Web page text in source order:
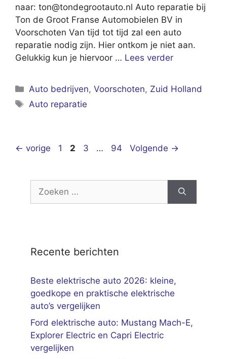
naar: ton@tondegrootauto.nl Auto reparatie bij
Ton de Groot Franse Automobielen BV in
Voorschoten Van tijd tot tijd zal een auto
reparatie nodig zijn. Hier ontkom je niet aan.
Gelukkig kun je hiervoor … Lees verder
Categorieën
Auto bedrijven,Voorschoten, Zuid Holland
Tags
Auto reparatie
← vorige Pagina
1 Pagina
2 Pagina
3 … Pagina
94 Volgende →
naar:
Recente berichten
Beste elektrische auto 2026: kleine,
goedkope en praktische elektrische
auto’s vergelijken
Ford elektrische auto: Mustang Mach-E,
Explorer Electric en Capri Electric
vergelijken